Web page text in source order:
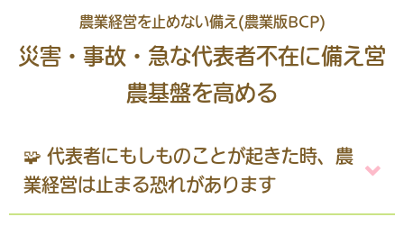
農業経営を止めない備え(農業版BCP)
災害・事故・急な代表者不在に備え営
農基盤を高める
🧩 代表者にもしものことが起きた時、農
業経営は止まる恐れがあります